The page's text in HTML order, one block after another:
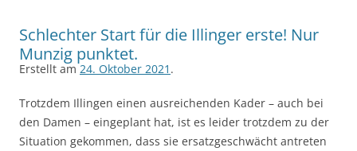
Schlechter Start für die Illinger erste! Nur
Munzig punktet.
Erstellt am24. Oktober 2021 .
Trotzdem Illingen einen ausreichenden Kader – auch bei
den Damen – eingeplant hat, ist es leider trotzdem zu der
Situation gekommen, dass sie ersatzgeschwächt antreten